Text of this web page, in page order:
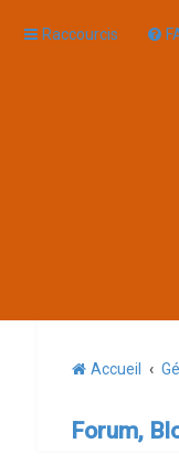
Raccourcis
Accueil
Forum,